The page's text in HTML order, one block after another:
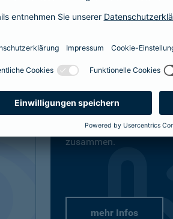
definitiv den
vielfältig und flexibel.
Passend-für-Kinder-
aus unseren
stellen Sie sich gezielt
zusammen.
mehr Infos